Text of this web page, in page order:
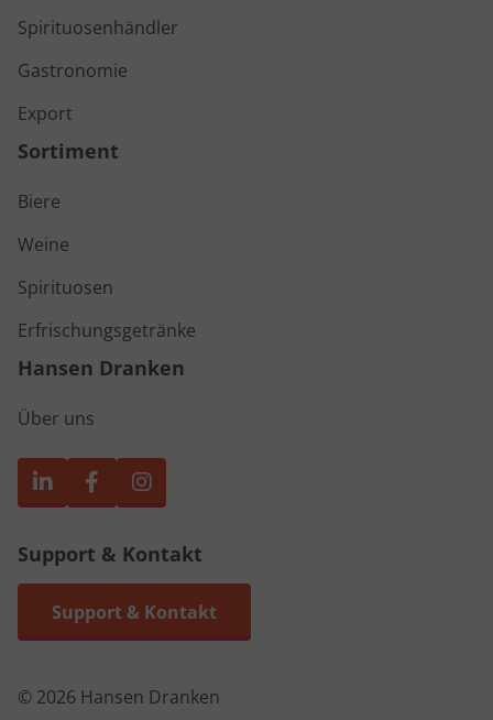
Spirituosenhändler
Gastronomie
Export
Sortiment
Biere
Weine
Spirituosen
Erfrischungsgetränke
Hansen Dranken
Über uns
Support & Kontakt
Support & Kontakt
© 2026 Hansen Dranken